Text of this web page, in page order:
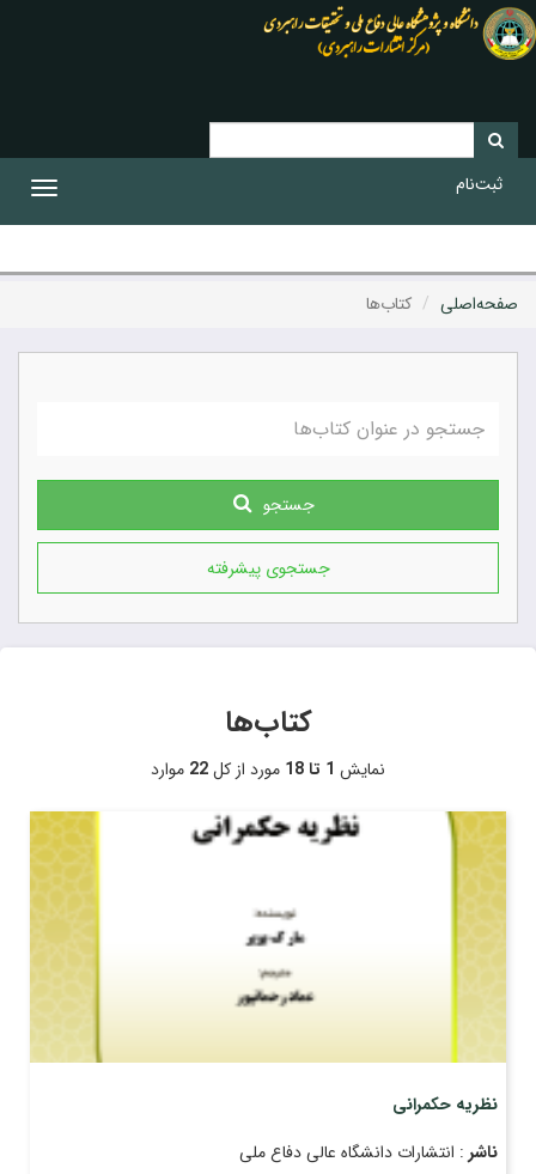
ثبت‌نام
صفحه‌اصلی کتاب‌ها
جستجو
جستجوی پیشرفته
کتاب‌ها
نمایش 1 تا 18 مورد از کل22 موارد
نظریه حکمرانی
ناشر : انتشارات دانشگاه عالی دفاع ملی